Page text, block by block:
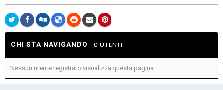
CHI STA NAVIGANDO 0 UTENTI
Nessun utente registrato visualizza questa pagina.